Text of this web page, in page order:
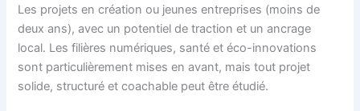
Les projets en création ou jeunes entreprises (moins de
deux ans), avec un potentiel de traction et un ancrage
local. Les filières numériques, santé et éco-innovations
sont particulièrement mises en avant, mais tout projet
solide, structuré et coachable peut être étudié.